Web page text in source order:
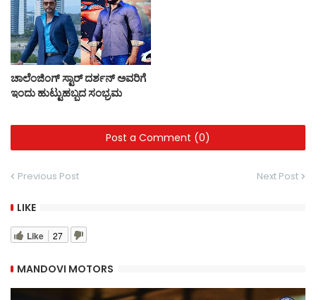
ಚಾಲೆಂಜಿಂಗ್ ಸ್ಟಾರ್ ದರ್ಶನ್ ಅವರಿಗೆ
ಇಂದು ಹುಟ್ಟುಹಬ್ಬದ ಸಂಭ್ರಮ
Post a Comment (0)
Previous Post Next Post
LIKE
Like 27
MANDOVI MOTORS